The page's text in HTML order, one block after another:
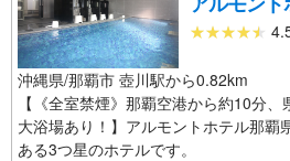
沖縄県/那覇市 壺川駅から0.82km
【《全室禁煙》那覇空港から約10分
大浴場あり！】アルモントホテル那覇
ある3つ星のホテルです。